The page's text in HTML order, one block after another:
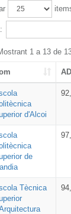
1 a 13 de
d'Alcoi
de
Tècnica